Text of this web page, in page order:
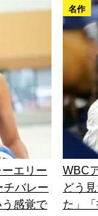
エリー
チバレー
感覚で
名作
WBC
どう
た」